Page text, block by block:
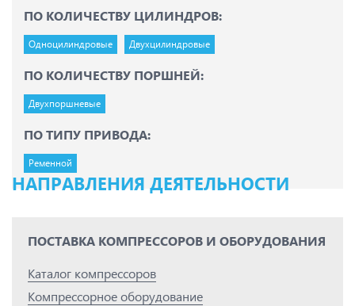
ПО КОЛИЧЕСТВУ ЦИЛИНДРОВ:
Одноцилиндровые Двухцилиндровые
ПО КОЛИЧЕСТВУ ПОРШНЕЙ:
Двухпоршневые
ПО ТИПУ ПРИВОДА:
Ременной
НАПРАВЛЕНИЯ ДЕЯТЕЛЬНОСТИ
ПОСТАВКА КОМПРЕССОРОВ И ОБОРУДОВАНИЯ
Каталог компрессоров
Компрессорное оборудование